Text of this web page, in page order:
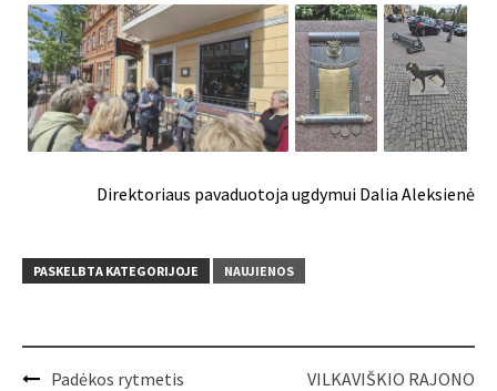
Direktoriaus pavaduotoja ugdymui Dalia Aleksienė
PASKELBTA KATEGORIJOJE NAUJIENOS
PostPadėkos rytmetis
VILKAVIŠKIO RAJONO